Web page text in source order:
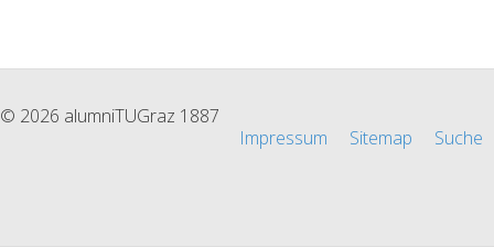
© 2026 alumniTUGraz 1887
Impressum
Sitemap Suche